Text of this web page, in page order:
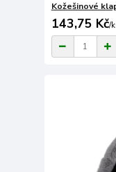
Kožešinové
143,75 Kč/